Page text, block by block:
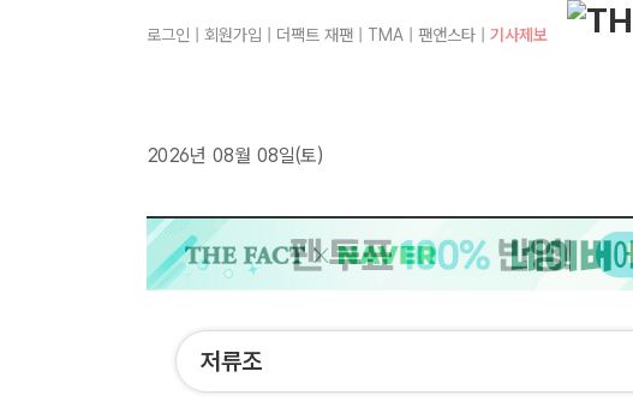
로그인 회원가입 더팩트 재팬 TMA 팬앤스타 기사제보
2026년 08월 08일(토)